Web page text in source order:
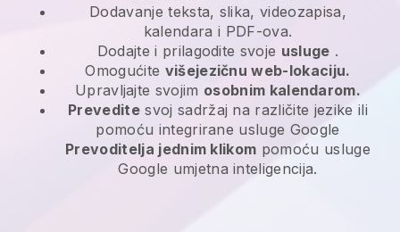
Dodavanje teksta, slika, videozapisa,
kalendara i PDF-ova.
Dodajte i prilagodite svoje usluge .
Omogućite višejezičnu web-lokaciju.
Upravljajte svojim osobnim kalendarom.
Prevedite svoj sadržaj na različite jezike ili
pomoću integrirane usluge Google
Prevoditelja jednim klikom pomoću usluge
Google umjetna inteligencija.